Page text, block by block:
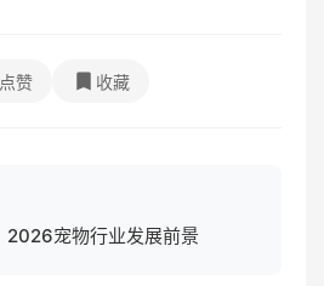
点赞 收藏
2026宠物行业发展前景